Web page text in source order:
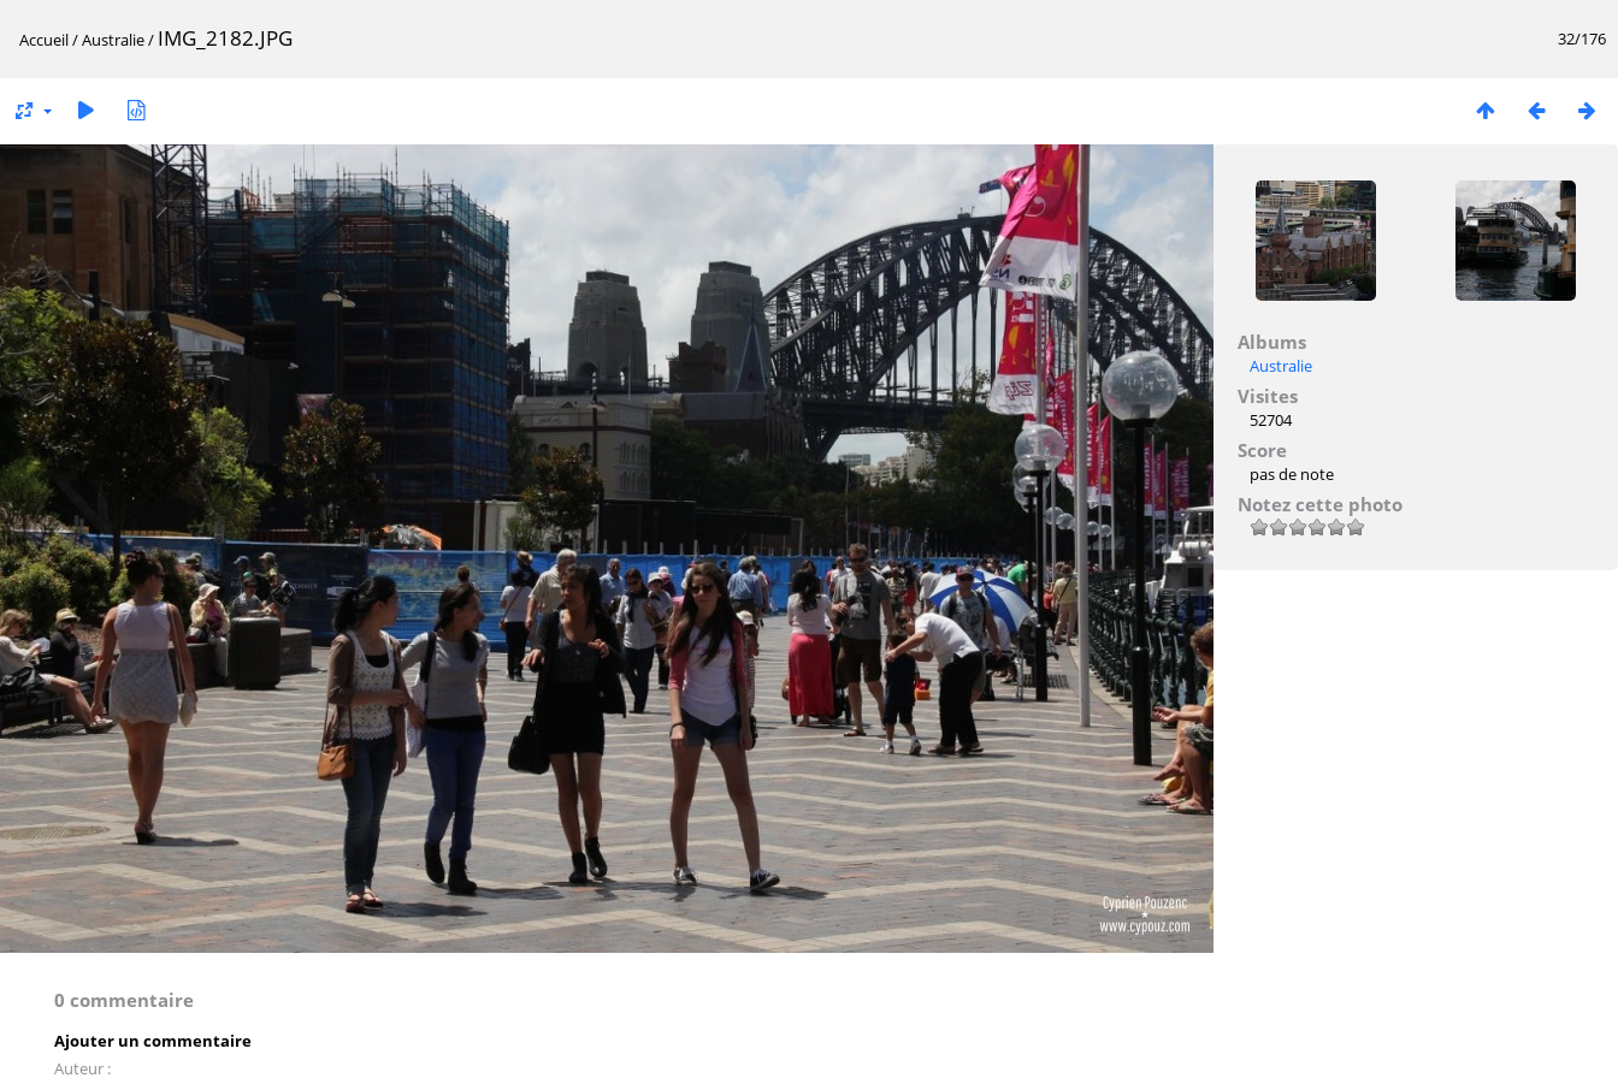
32/176
Accueil/Australie/ IMG_2182.JPG
Albums
Australie
Visites
52704
Score
pas de note
Notez cette photo
0 commentaire
Ajouter un commentaire
Auteur :